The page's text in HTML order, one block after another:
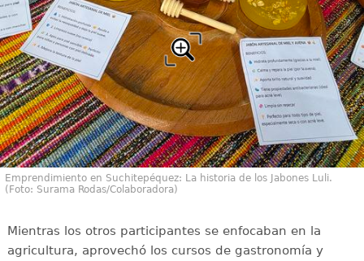
Emprendimiento en Suchitepéquez: La historia de los Jabones Luli.
(Foto: Surama Rodas/Colaboradora)
Mientras los otros participantes se enfocaban en la
agricultura, aprovechó los cursos de gastronomía y